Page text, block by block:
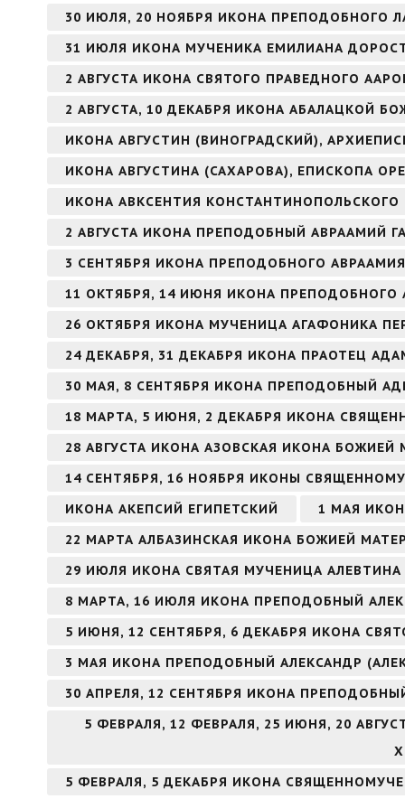
30 ИЮЛЯ, 20 НОЯБРЯ ИКОНА ПРЕПОДОБНОГО
31 ИЮЛЯ ИКОНА МУЧЕНИКА ЕМИЛИАНА
2 АВГУСТА ИКОНА СВЯТОГО ПРАВЕДНОГО
2 АВГУСТА, 10 ДЕКАБРЯ ИКОНА АБАЛАЦКОЙ
ИКОНА АВГУСТИН (ВИНОГРАДСКИЙ),
ИКОНА АВГУСТИНА (САХАРОВА), ЕПИСКОПА
ИКОНА АВКСЕНТИЯ КОНСТАНТИНОПОЛЬСКОГО
2 АВГУСТА ИКОНА ПРЕПОДОБНЫЙ АВРААМИЙ
3 СЕНТЯБРЯ ИКОНА ПРЕПОДОБНОГО
11 ОКТЯБРЯ, 14 ИЮНЯ ИКОНА ПРЕПОДОБНОГО
26 ОКТЯБРЯ ИКОНА МУЧЕНИЦА АГАФОНИКА
24 ДЕКАБРЯ, 31 ДЕКАБРЯ ИКОНА ПРАОТЕЦ
30 МАЯ, 8 СЕНТЯБРЯ ИКОНА ПРЕПОДОБНЫЙ
18 МАРТА, 5 ИЮНЯ, 2 ДЕКАБРЯ ИКОНА
28 АВГУСТА ИКОНА АЗОВСКАЯ ИКОНА БОЖИЕЙ
14 СЕНТЯБРЯ, 16 НОЯБРЯ ИКОНЫ
ИКОНА АКЕПСИЙ ЕГИПЕТСКИЙ
1 МАЯ
22 МАРТА АЛБАЗИНСКАЯ ИКОНА БОЖИЕЙ
29 ИЮЛЯ ИКОНА СВЯТАЯ МУЧЕНИЦА
8 МАРТА, 16 ИЮЛЯ ИКОНА ПРЕПОДОБНЫЙ
5 ИЮНЯ, 12 СЕНТЯБРЯ, 6 ДЕКАБРЯ ИКОНА
3 МАЯ ИКОНА ПРЕПОДОБНЫЙ АЛЕКСАНДР
30 АПРЕЛЯ, 12 СЕНТЯБРЯ ИКОНА
5 ФЕВРАЛЯ, 12 ФЕВРАЛЯ, 25 ИЮНЯ, 20
5 ФЕВРАЛЯ, 5 ДЕКАБРЯ ИКОНА